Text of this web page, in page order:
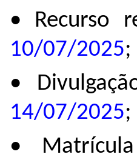
• Recurso
10/07/2025;
•
14/07/2025;
•